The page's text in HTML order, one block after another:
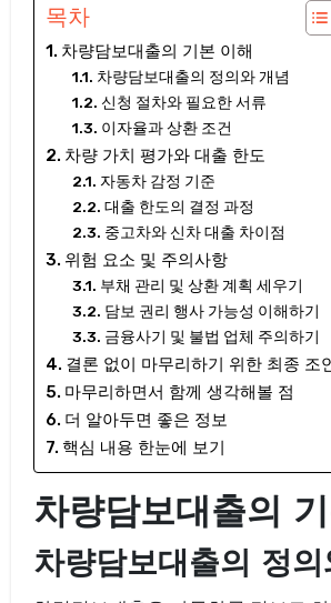
목차
차량담보대출의 기본 이해
차량담보대출의 정의와 개념
신청 절차와 필요한 서류
이자율과 상환 조건
차량 가치 평가와 대출 한도
자동차 감정 기준
대출 한도의 결정 과정
중고차와 신차 대출 차이점
위험 요소 및 주의사항
부채 관리 및 상환 계획 세우기
담보 권리 행사 가능성 이해하기
금융사기 및 불법 업체 주의하기
결론 없이 마무리하기 위한 최종 조
마무리하면서 함께 생각해볼 점
더 알아두면 좋은 정보
핵심 내용 한눈에 보기
차량담보대출의
차량담보대출의 정의